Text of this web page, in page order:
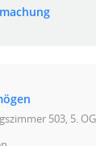
503, 5.